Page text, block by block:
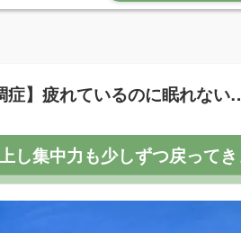
症】疲れているのに眠れな
し集中力も少しずつ戻って